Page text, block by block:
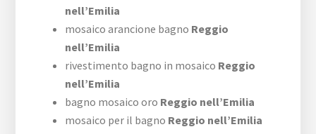
nell’Emilia
mosaico arancione bagno Reggio
nell’Emilia
rivestimento bagno in mosaico Reggio
nell’Emilia
bagno mosaico oro Reggio nell’Emilia
mosaico per il bagno Reggio nell’Emilia